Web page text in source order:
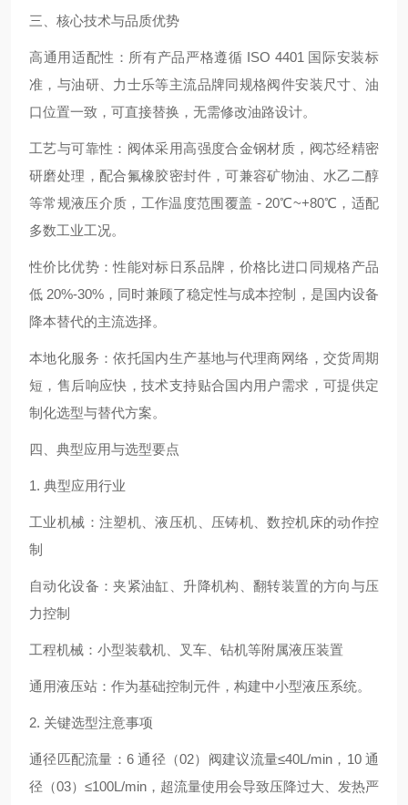
三、核心技术与品质优势
高通用适配性：所有产品严格遵循 ISO 4401 国际安装标
准，与油研、力士乐等主流品牌同规格阀件安装尺寸、油
口位置一致，可直接替换，无需修改油路设计。
工艺与可靠性：阀体采用高强度合金钢材质，阀芯经精密
研磨处理，配合氟橡胶密封件，可兼容矿物油、水乙二醇
等常规液压介质，工作温度范围覆盖 - 20℃~+80℃，适配
多数工业工况。
性价比优势：性能对标日系品牌，价格比进口同规格产品
低 20%-30%，同时兼顾了稳定性与成本控制，是国内设备
降本替代的主流选择。
本地化服务：依托国内生产基地与代理商网络，交货周期
短，售后响应快，技术支持贴合国内用户需求，可提供定
制化选型与替代方案。
四、典型应用与选型要点
1. 典型应用行业
工业机械：注塑机、液压机、压铸机、数控机床的动作控
制
自动化设备：夹紧油缸、升降机构、翻转装置的方向与压
力控制
工程机械：小型装载机、叉车、钻机等附属液压装置
通用液压站：作为基础控制元件，构建中小型液压系统。
2. 关键选型注意事项
通径匹配流量：6 通径（02）阀建议流量≤40L/min，10 通
径（03）≤100L/min，超流量使用会导致压降过大、发热严